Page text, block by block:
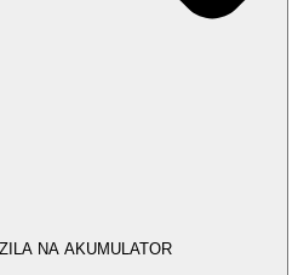
NA AKUMULATOR